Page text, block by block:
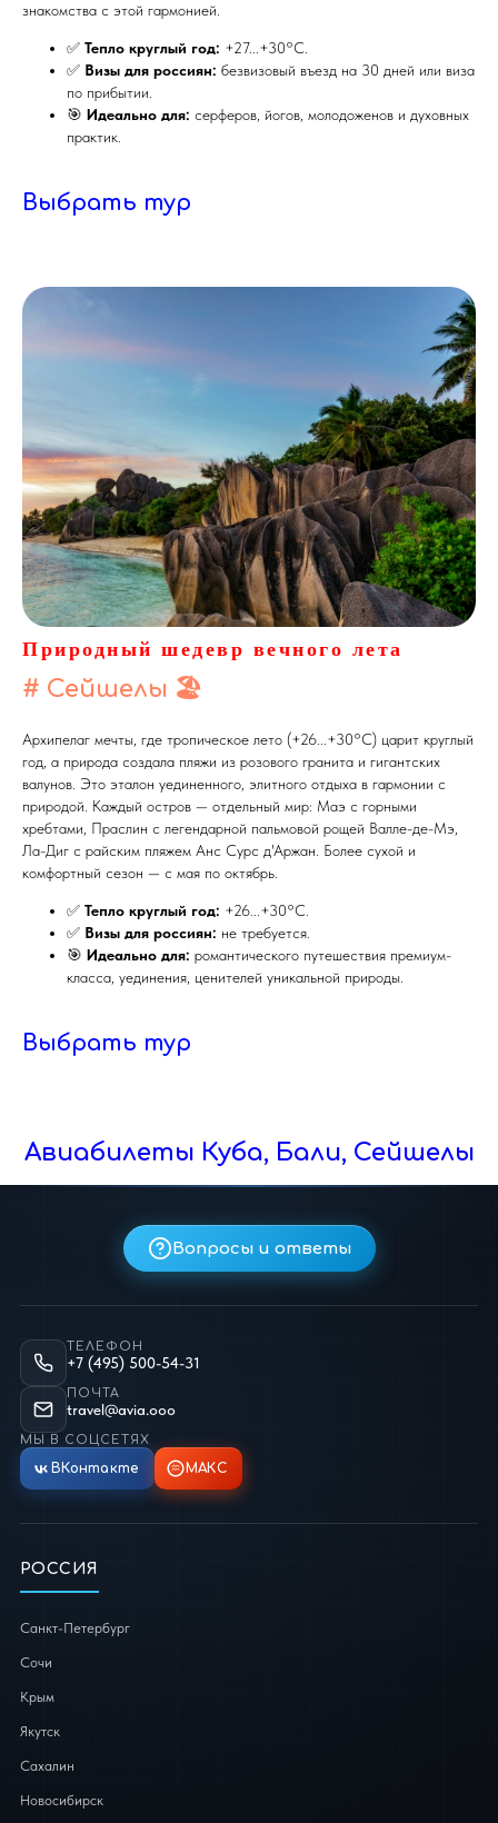
знакомства с этой гармонией.
✅ Тепло круглый год: +27...+30°C.
✅ Визы для россиян: безвизовый въезд на 30 дней или виза
по прибытии.
🎯 Идеально для: серферов, йогов, молодоженов и духовных
практик.
Выбрать тур
Природный шедевр вечного лета
# Сейшелы 🏖️
Архипелаг мечты, где тропическое лето (+26...+30°C) царит круглый
год, а природа создала пляжи из розового гранита и гигантских
валунов. Это эталон уединенного, элитного отдыха в гармонии с
природой. Каждый остров — отдельный мир: Маэ с горными
хребтами, Праслин с легендарной пальмовой рощей Валле-де-Мэ,
Ла-Диг с райским пляжем Анс Сурс д'Аржан. Более сухой и
комфортный сезон — с мая по октябрь.
✅ Тепло круглый год: +26...+30°C.
✅ Визы для россиян: не требуется.
🎯 Идеально для: романтического путешествия премиум-
класса, уединения, ценителей уникальной природы.
Выбрать тур
Авиабилеты Куба, Бали, Сейшелы
Вопросы и ответы
ТЕЛЕФОН
+7 (495) 500-54-31
ПОЧТА
travel@avia.ooo
МЫ В СОЦСЕТЯХ
ВКонтакте МАКС
РОССИЯ
Санкт-Петербург
Сочи
Крым
Якутск
Сахалин
Новосибирск